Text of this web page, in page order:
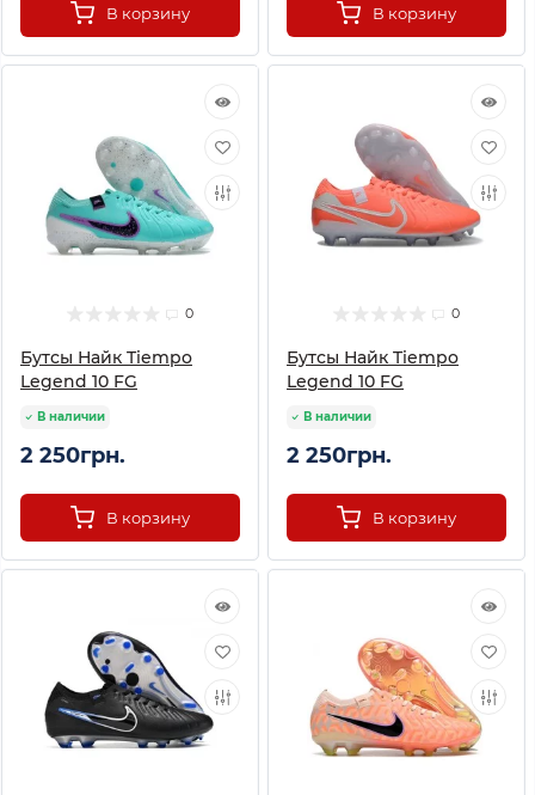
В корзину В корзину
0
Бутсы Найк Tiempo
Legend 10 FG
В наличии
2 250грн.
В корзину
0
Бутсы Найк Tiempo
Legend 10 FG
В наличии
2 250грн.
В корзину